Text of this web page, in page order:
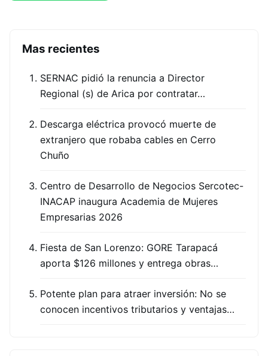
Mas recientes
SERNAC pidió la renuncia a Director
Regional (s) de Arica por contratar…
Descarga eléctrica provocó muerte de
extranjero que robaba cables en Cerro
Chuño
Centro de Desarrollo de Negocios Sercotec-
INACAP inaugura Academia de Mujeres
Empresarias 2026
Fiesta de San Lorenzo: GORE Tarapacá
aporta $126 millones y entrega obras…
Potente plan para atraer inversión: No se
conocen incentivos tributarios y ventajas…